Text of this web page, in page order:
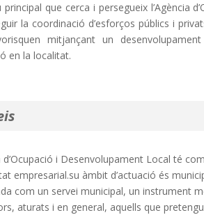
principal que cerca i persegueix l’Agència
la coordinació d’esforços públics i
mitjançant un
en la localitat.
d’Ocupació i Desenvolupament Local té
empresarial.su àmbit d’actuació és
com un servei municipal, un instrument
aturats i en general, aquells que